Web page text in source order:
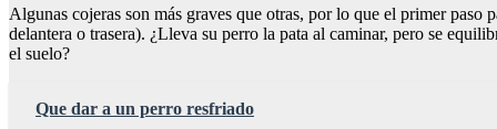
Algunas cojeras son más graves que otras, por lo que el primer
delantera o trasera). ¿Lleva su perro la pata al caminar, pero se
el suelo?
Que dar a un perro resfriado